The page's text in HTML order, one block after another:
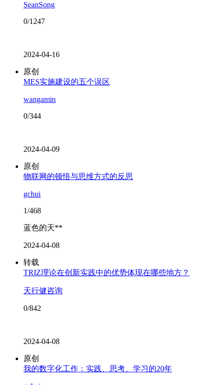
SeanSong
0/1247
2024-04-16
原创
MES实施建设的五个误区
wangamin
0/344
2024-04-09
原创
物联网的顿悟与思维方式的反思
gchui
1/468
蓝色的天**
2024-04-08
转载
TRIZ理论在创新实践中的优势体现在哪些地方？
天行健咨询
0/842
2024-04-08
原创
我的数字化工作：实践、思考、学习的20年